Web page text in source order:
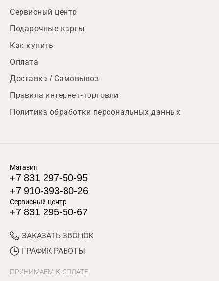
Сервисный центр
Подарочные карты
Как купить
Оплата
Доставка / Самовывоз
Правила интернет-торговли
Политика обработки персональных данных
Магазин
+7 831 297-50-95
+7 910-393-80-26
Сервисный центр
+7 831 295-50-67
ЗАКАЗАТЬ ЗВОНОК
ГРАФИК РАБОТЫ
ПРИНИМАЕМ К ОПЛАТЕ